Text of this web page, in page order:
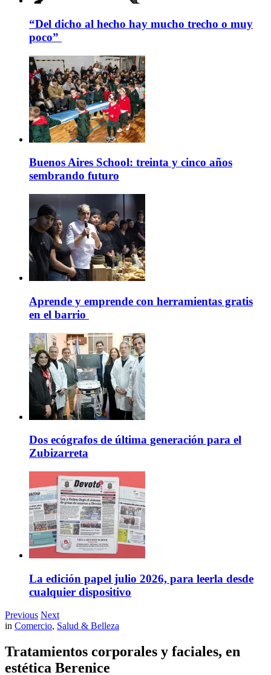
“Del dicho al hecho hay mucho trecho o muy
poco”
Buenos Aires School: treinta y cinco años
sembrando futuro
Aprende y emprende con herramientas gratis
en el barrio
Dos ecógrafos de última generación para el
Zubizarreta
La edición papel julio 2026, para leerla desde
cualquier dispositivo
Previous Next
in Comercio, Salud & Belleza
Tratamientos corporales y faciales, en
estética Berenice